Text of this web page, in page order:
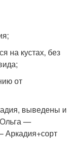
на кустах, без
от
выведены и
Ольга —
Аркадия+сорт